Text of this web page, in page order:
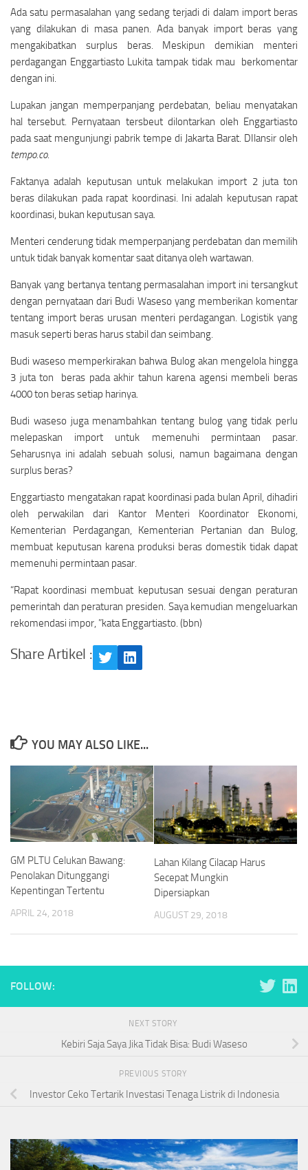
Ada satu permasalahan yang sedang terjadi di dalam import beras
yang dilakukan di masa panen. Ada banyak import beras yang
mengakibatkan surplus beras. Meskipun demikian menteri
perdagangan Enggartiasto Lukita tampak tidak mau berkomentar
dengan ini.
Lupakan jangan memperpanjang perdebatan, beliau menyatakan
hal tersebut. Pernyataan tersbeut dilontarkan oleh Enggartiasto
pada saat mengunjungi pabrik tempe di Jakarta Barat. DIlansir oleh
tempo.co.
Faktanya adalah keputusan untuk melakukan import 2 juta ton
beras dilakukan pada rapat koordinasi. Ini adalah keputusan rapat
koordinasi, bukan keputusan saya.
Menteri cenderung tidak memperpanjang perdebatan dan memilih
untuk tidak banyak komentar saat ditanya oleh wartawan.
Banyak yang bertanya tentang permasalahan import ini tersangkut
dengan pernyataan dari Budi Waseso yang memberikan komentar
tentang import beras urusan menteri perdagangan. Logistik yang
masuk seperti beras harus stabil dan seimbang.
Budi waseso memperkirakan bahwa Bulog akan mengelola hingga
3 juta ton beras pada akhir tahun karena agensi membeli beras
4000 ton beras setiap harinya.
Budi waseso juga menambahkan tentang bulog yang tidak perlu
melepaskan import untuk memenuhi permintaan pasar.
Seharusnya ini adalah sebuah solusi, namun bagaimana dengan
surplus beras?
Enggartiasto mengatakan rapat koordinasi pada bulan April, dihadiri
oleh perwakilan dari Kantor Menteri Koordinator Ekonomi,
Kementerian Perdagangan, Kementerian Pertanian dan Bulog,
membuat keputusan karena produksi beras domestik tidak dapat
memenuhi permintaan pasar.
“Rapat koordinasi membuat keputusan sesuai dengan peraturan
pemerintah dan peraturan presiden. Saya kemudian mengeluarkan
rekomendasi impor, ”kata Enggartiasto. (bbn)
Share Artikel :
TwitterLinkedIn
YOU MAY ALSO LIKE...
GM PLTU Celukan Bawang:
Penolakan Ditunggangi
Kepentingan Tertentu
APRIL 24, 2018
Lahan Kilang Cilacap Harus
Secepat Mungkin
Dipersiapkan
AUGUST 29, 2018
FOLLOW:
NEXT STORY
Kebiri Saja Saya Jika Tidak Bisa: Budi Waseso
PREVIOUS STORY
Investor Ceko Tertarik Investasi Tenaga Listrik di Indonesia